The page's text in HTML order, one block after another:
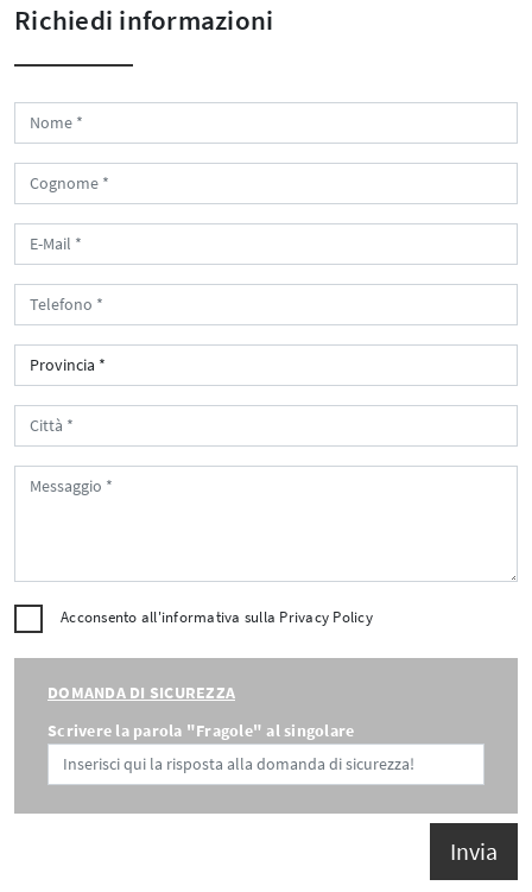
Richiedi informazioni
Acconsento all'informativa sulla Privacy Policy
DOMANDA DI SICUREZZA
Scrivere la parola "Fragole" al singolare
Invia